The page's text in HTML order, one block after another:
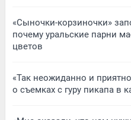
«Сыночки-корзиночки»
почему уральские парни
цветов
«Так неожиданно и
о съемках с гуру пикапа в